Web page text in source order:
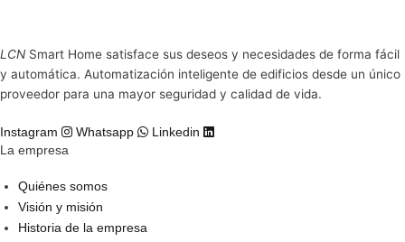
LCN Smart Home satisface sus deseos y necesidades de forma fácil
y automática. Automatización inteligente de edificios desde un único
proveedor para una mayor seguridad y calidad de vida.
Instagram Whatsapp
Linkedin
La empresa
Quiénes somos
Visión y misión
Historia de la empresa